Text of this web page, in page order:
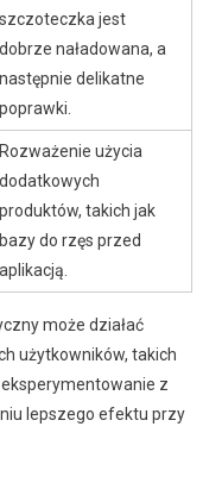
szczoteczka jest
dobrze naładowana, a
następnie delikatne
poprawki.
Rozważenie użycia
dodatkowych
produktów, takich jak
bazy do rzęs przed
aplikacją.
może działać
użytkowników, takich
z
lepszego efektu przy